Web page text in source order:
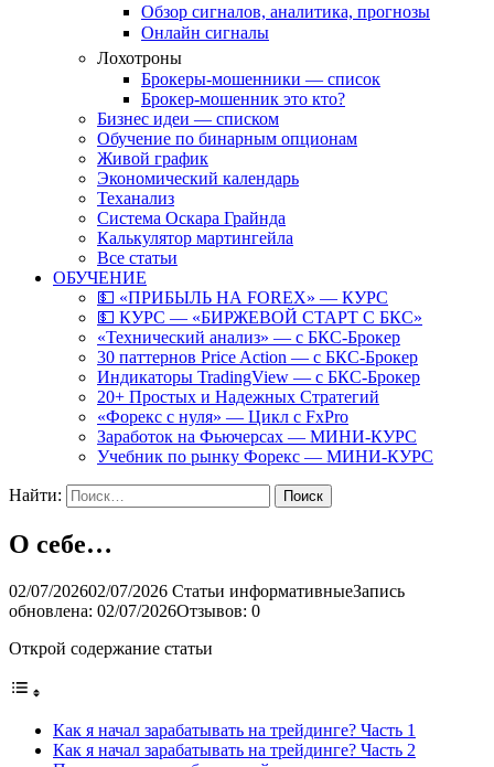
Обзор сигналов, аналитика, прогнозы
Онлайн сигналы
Лохотроны
Брокеры-мошенники — список
Брокер-мошенник это кто?
Бизнес идеи — списком
Обучение по бинарным опционам
Живой график
Экономический календарь
Теханализ
Система Оскара Грайнда
Калькулятор мартингейла
Все статьи
ОБУЧЕНИЕ
💵 «ПРИБЫЛЬ НА FOREX» — КУРС
💵 КУРС — «БИРЖЕВОЙ СТАРТ С БКС»
«Технический анализ» — с БКС-Брокер
30 паттернов Price Action — с БКС-Брокер
Индикаторы TradingView — с БКС-Брокер
20+ Простых и Надежных Стратегий
«Форекс с нуля» — Цикл с FxPro
Заработок на Фьючерсах — МИНИ-КУРС
Учебник по рынку Форекс — МИНИ-КУРС
Найти:
О себе…
02/07/202602/07/2026 Статьи информативныеЗапись
обновлена: 02/07/2026Отзывов: 0
Открой содержание статьи
Как я начал зарабатывать на трейдинге? Часть 1
Как я начал зарабатывать на трейдинге? Часть 2